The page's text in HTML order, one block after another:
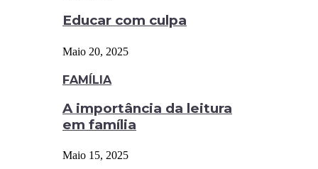
Educar com culpa
Maio 20, 2025
FAMÍLIA
A importância da leitura
em família
Maio 15, 2025